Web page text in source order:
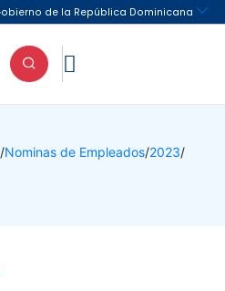

/Nominas de Empleados/2023/